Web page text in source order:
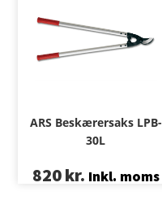
ARS Beskærersaks LPB-
30L
820kr. Inkl. moms